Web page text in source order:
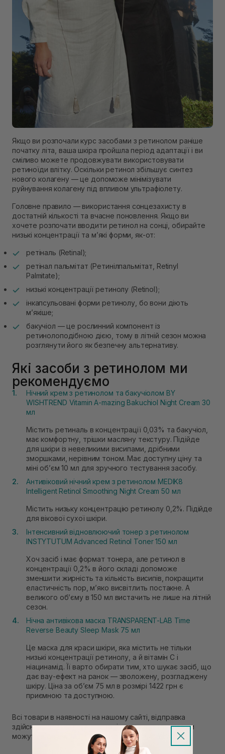
Якщо ви розпочали курс засобами з ретинолом раніше
початку літа, ваша шкіра пройшла період адаптації і ви
сміливо можете продовжувати використовувати
ретиноїди влітку. Оскільки ретинол збільшує синтез
нового колагену — це допоможе мінімізувати
руйнування колагену під впливом ультрафіолету.
Головне правило — використання сонцезахисту в
достатній кількості та вчасне поновлення. Якщо ви
хочете розпочати вводити ретинол на сонці, обирайте
низькі концентрації та мʼякі форми, як-от:
ретіналь (Retinal);
ретінал пальмітат (Ретинілпальмітат, Retinyl
Palmitate);
низькі концентрації ретинолу (Retinol);
інкапсульовані форми ретинолу, бо вони діють
мʼякіше;
бакучіол — це рослинний компонент із
ретинолоподібною дією, тому в літній сезон можна
розглянути його як безпечну альтернативу.
Які засоби з ретинолом ми
рекомендуємо
Нічний крем з ретинолом та бакучіолом BY
WISHTREND Vitamin A-mazing Bakuchiol Night Cream 30
мл
Містить ретиналь в концентрації 0,03% та бакучіол,
має комфортну, трішки масляну текстуру. Підійде
для шкіри із невеликими висипами, дрібними
зморшками, нерівним тоном. Має доступну ціну та
міні обʼєм 10 мл для зручного тестування засобу.
Антивіковий нічний крем з ретинолом MEDIK8
Intelligent Retinol Smoothing Night Cream 50 мл
Містить низьку концентрацію ретинолу 0,2%. Підійде
для вікової сухої шкіри.
Інтенсивний відновлюючий тонер з ретинолом
INSTYTUTUM Advanced Retinol Toner 150 мл
Хоч засіб і має формат тонера, але ретинол в
концентрації 0,2% в його складі допоможе
зменшити жирність та кількість висипів, покращити
еластичність пор, мʼяко висвітлить постакне. А
великого обʼєму в 150 мл вистачить не лише на літній
сезон.
Нічна антивікова маска TRANSPARENT-LAB Time
Reverse Beauty Sleep Mask 75 мл
Це маска для краси шкіри, яка містить не тільки
низькі концентрації ретинолу, а й вітамін С і
ніацинамід. Її варто обирати тим, хто шукає засіб, що
дає вау-ефект на ранок — зволожену, розгладжену
шкіру. Ціна за обʼєм 75 мл в розмірі 1422 грн є
приємною та доступною.
Всі товари в наявності на нашому сайті, відправка
здійснюється щоденно, а наші консультанти завжди
можуть відповісти на всі додаткові запитання.